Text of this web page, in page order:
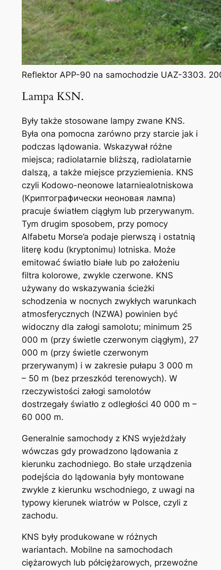
Reflektor APP-90 na samochodzie UAZ-3303.
Lampa KSN.
Były także stosowane lampy zwane KNS.
Była ona pomocna zarówno przy starcie jak i
podczas lądowania. Wskazywał różne
miejsca; radiolatarnie bliższą, radiolatarnie
dalszą, a także miejsce przyziemienia. KNS
czyli Kodowo-neonowe latarniealotniskowa
(Криптографически неоновая лампа)
pracuje światłem ciągłym lub przerywanym.
Tym drugim sposobem, przy pomocy
Alfabetu Morse’a podaje pierwszą i ostatnią
literę kodu (kryptonimu) lotniska. Może
emitować światło białe lub po założeniu
filtra kolorowe, zwykle czerwone. KNS
używany do wskazywania ścieżki
schodzenia w nocnych zwykłych warunkach
atmosferycznych (NZWA) powinien być
widoczny dla załogi samolotu; minimum 25
000 m (przy świetle czerwonym ciągłym), 27
000 m (przy świetle czerwonym
przerywanym) i w zakresie pułapu 3 000 m
– 50 m (bez przeszkód terenowych). W
rzeczywistości załogi samolotów
dostrzegały światło z odległości 40 000 m –
60 000 m.
Generalnie samochody z KNS wyjeżdżały
wówczas gdy prowadzono lądowania z
kierunku zachodniego. Bo stałe urządzenia
podejścia do lądowania były montowane
zwykle z kierunku wschodniego, z uwagi na
typowy kierunek wiatrów w Polsce, czyli z
zachodu.
KNS były produkowane w różnych
wariantach. Mobilne na samochodach
ciężarowych lub półciężarowych, przewoźne